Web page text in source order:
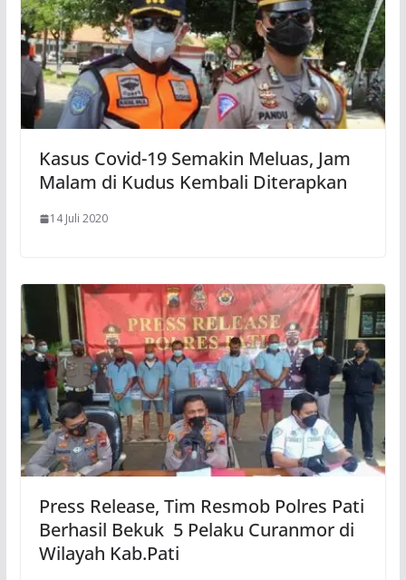
Kasus Covid-19 Semakin Meluas, Jam
Malam di Kudus Kembali Diterapkan
14 Juli 2020
Press Release, Tim Resmob Polres Pati
Berhasil Bekuk 5 Pelaku Curanmor di
Wilayah Kab.Pati